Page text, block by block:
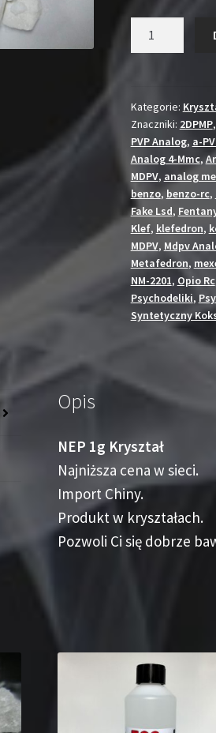
Kategorie:
Znaczniki: 2DPMP
PVP Analog, a-
Analog 4-Mmc,
MDPV, analog
benzo, benzo-rc,
Fake Lsd,
Klef, klefedron,
MDPV, Mdpv
Metafedron,
NM-2201, Opio Rc
Psychodeliki,
Syntetyczny
Opis
NEP 1g Kryształ
Najniższa cena w sieci.
Import Chiny.
Produkt w kryształach.
Pozwoli Ci się dobrze